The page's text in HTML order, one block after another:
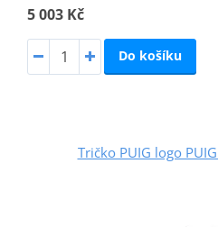
5 003 Kč
Do košíku
Tričko PUIG logo